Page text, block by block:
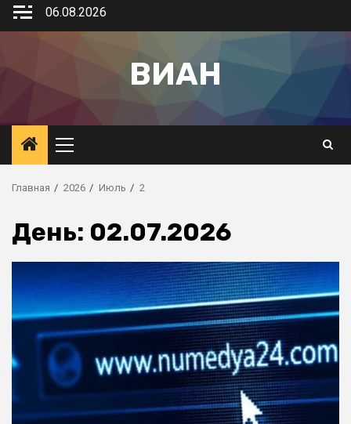
06.08.2026
ВИАН
Главная 2026 Июль 2
День: 02.07.2026